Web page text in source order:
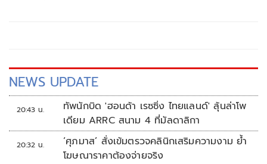
NEWS UPDATE
20:43 น.
ทัพนักบิด 'ฮอนด้า เรซซิ่ง ไทยแลนด์' ลุ้นล่าโพ
เดียม ARRC สนาม 4 ที่มัลดาลิกา
20:32 น.
‘ศุภมาส’ สั่งเข้มตรวจคลินิกเสริมความงาม ย้ำ
โฆษณาราคาต้องจ่ายจริง